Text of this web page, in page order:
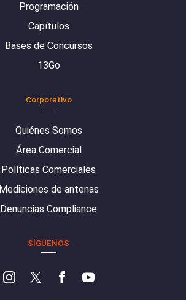
Programación
Capítulos
Bases de Concursos
13Go
Corporativo
Quiénes Somos
Área Comercial
Políticas Comerciales
Mediciones de antenas
Denuncias Compliance
SÍGUENOS